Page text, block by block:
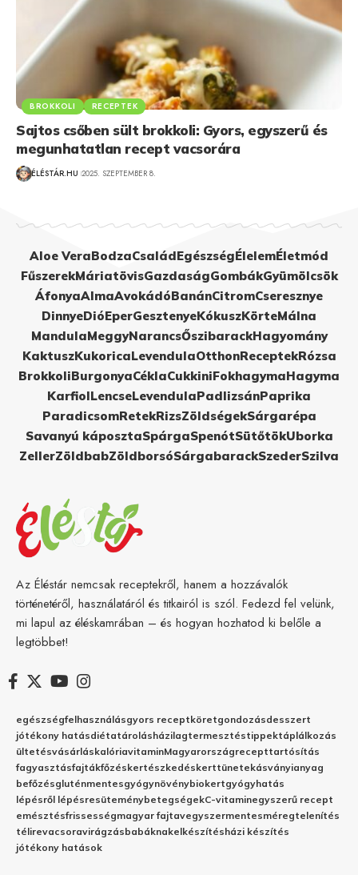
BROKKOLI RECEPTEK
Sajtos csőben sült brokkoli: Gyors, egyszerű és
megunhatatlan recept vacsorára
ÉLÉSTÁR.HU 2025. SZEPTEMBER 8.
Aloe VeraBodzaCsaládEgészségÉlelemÉletmód
FűszerekMáriatövisGazdaságGombákGyümölcsök
ÁfonyaAlmaAvokádóBanánCitromCseresznye
DinnyeDióEperGesztenyeKókuszKörteMálna
MandulaMeggyNarancsŐszibarackHagyomány
KaktuszKukoricaLevendulaOtthonReceptekRózsa
BrokkoliBurgonyaCéklaCukkiniFokhagymaHagyma
KarfiolLencseLevendulaPadlizsánPaprika
ParadicsomRetekRizsZöldségekSárgarépa
Savanyú káposztaSpárgaSpenótSütőtökUborka
ZellerZöldbabZöldborsóSárgabarackSzederSzilva
Az Éléstár nemcsak receptekről, hanem a hozzávalók
történetéről, használatáról és titkairól is szól. Fedezd fel velünk,
mi lapul az éléskamrában – és hogyan hozhatod ki belőle a
legtöbbet!
egészségfelhasználásgyors receptköretgondozásdesszert
jótékony hatásdiétatárolásházilagtermesztéstippektáplálkozás
ültetésvásárláskalóriavitaminMagyarországrecepttartósítás
fagyasztásfajtákfőzéskertészkedéskerttünetekásványianyag
befőzésgluténmentesgyógynövénybiokertgyógyhatás
lépésről lépésresüteménybetegségekC-vitaminegyszerű recept
emésztésfrissességmagyar fajtavegyszermentesméregtelenítés
télirevacsoravirágzásbabáknakelkészítésházi készítés
jótékony hatások